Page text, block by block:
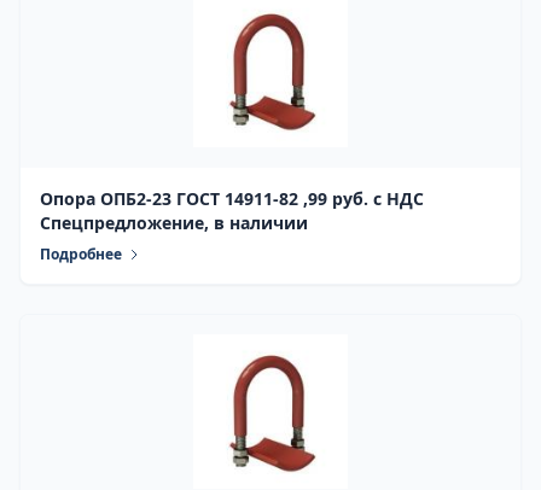
Опора ОПБ2-23 ГОСТ 14911-82 ,99 руб. с НДС
Спецпредложение, в наличии
Подробнее